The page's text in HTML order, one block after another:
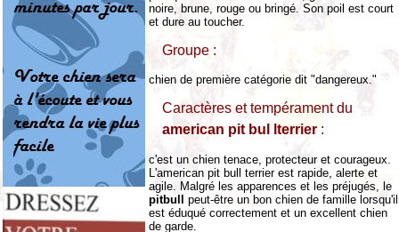
noire, brune, rouge ou bringé. Son poil est court
et dure au toucher.
Groupe :
chien de première catégorie dit "dangereux."
Caractères et tempérament du
american pit bul lterrier :
c'est un chien tenace, protecteur et courageux.
L'american pit bull terrier est rapide, alerte et
agile. Malgré les apparences et les préjugés, le
pitbull peut-être un bon chien de famille lorsqu'il
est éduqué correctement et un excellent chien
de garde.